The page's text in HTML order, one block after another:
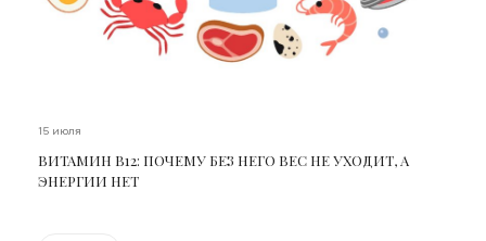
15 июля
ВИТАМИН В12: ПОЧЕМУ БЕЗ НЕГО ВЕС НЕ УХОДИТ, А
ЭНЕРГИИ НЕТ